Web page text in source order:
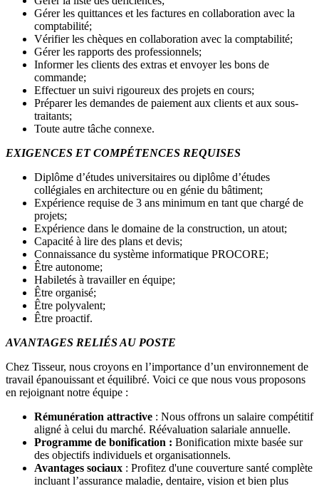
Gérer les quittances et les factures en collaboration avec la
comptabilité;
Vérifier les chèques en collaboration avec la comptabilité;
Gérer les rapports des professionnels;
Informer les clients des extras et envoyer les bons de
commande;
Effectuer un suivi rigoureux des projets en cours;
Préparer les demandes de paiement aux clients et aux sous-
traitants;
Toute autre tâche connexe.
EXIGENCES ET COMPÉTENCES REQUISES
Diplôme d’études universitaires ou diplôme d’études
collégiales en architecture ou en génie du bâtiment;
Expérience requise de 3 ans minimum en tant que chargé de
projets;
Expérience dans le domaine de la construction, un atout;
Capacité à lire des plans et devis;
Connaissance du système informatique PROCORE;
Être autonome;
Habiletés à travailler en équipe;
Être organisé;
Être polyvalent;
Être proactif.
AVANTAGES RELIÉS AU POSTE
Chez Tisseur, nous croyons en l’importance d’un environnement de
travail épanouissant et équilibré. Voici ce que nous vous proposons
en rejoignant notre équipe :
Rémunération attractive : Nous offrons un salaire compétitif
aligné à celui du marché. Réévaluation salariale annuelle.
Programme de bonification : Bonification mixte basée sur
des objectifs individuels et organisationnels.
Avantages sociaux : Profitez d'une couverture santé complète
incluant l’assurance maladie, dentaire, vision et bien plus